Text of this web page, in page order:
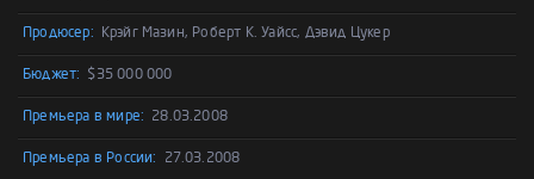
Продюсер: Крэйг Мазин, Роберт К. Уайсс, Дэвид Цукер
Бюджет: $35 000 000
Премьера в мире: 28.03.2008
Премьера в России: 27.03.2008